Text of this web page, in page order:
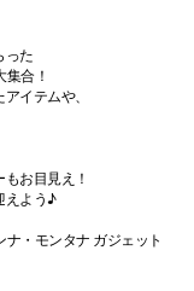
った
合！
イテムや、
お目見え！
えよう♪
ナ・モンタナ ガジェット